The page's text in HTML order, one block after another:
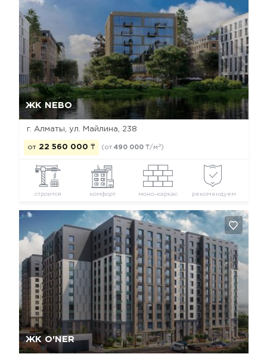
ЖК NEBO
г. Алматы, ул. Майлина, 238
от 22 560 000 ₸ (от 490 000 ₸/м 2)
строится комфорт моно-каркас рекомендуем
Отмена
ЖК O'NER